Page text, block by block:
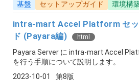
基盤
セットアップガイド 環境構
intra-mart Accel Platform セッ
ド (Payara編)
html
Payara Server に intra-mart Accel
を行う手順について説明します。
2023-10-01
第8版